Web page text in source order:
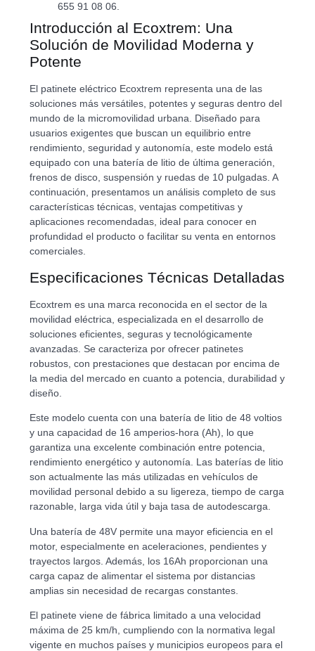
655 91 08 06.
Introducción al Ecoxtrem: Una
Solución de Movilidad Moderna y
Potente
El patinete eléctrico Ecoxtrem representa una de las
soluciones más versátiles, potentes y seguras dentro del
mundo de la micromovilidad urbana. Diseñado para
usuarios exigentes que buscan un equilibrio entre
rendimiento, seguridad y autonomía, este modelo está
equipado con una batería de litio de última generación,
frenos de disco, suspensión y ruedas de 10 pulgadas. A
continuación, presentamos un análisis completo de sus
características técnicas, ventajas competitivas y
aplicaciones recomendadas, ideal para conocer en
profundidad el producto o facilitar su venta en entornos
comerciales.
Especificaciones Técnicas Detalladas
Ecoxtrem es una marca reconocida en el sector de la
movilidad eléctrica, especializada en el desarrollo de
soluciones eficientes, seguras y tecnológicamente
avanzadas. Se caracteriza por ofrecer patinetes
robustos, con prestaciones que destacan por encima de
la media del mercado en cuanto a potencia, durabilidad y
diseño.
Este modelo cuenta con una batería de litio de 48 voltios
y una capacidad de 16 amperios-hora (Ah), lo que
garantiza una excelente combinación entre potencia,
rendimiento energético y autonomía. Las baterías de litio
son actualmente las más utilizadas en vehículos de
movilidad personal debido a su ligereza, tiempo de carga
razonable, larga vida útil y baja tasa de autodescarga.
Una batería de 48V permite una mayor eficiencia en el
motor, especialmente en aceleraciones, pendientes y
trayectos largos. Además, los 16Ah proporcionan una
carga capaz de alimentar el sistema por distancias
amplias sin necesidad de recargas constantes.
El patinete viene de fábrica limitado a una velocidad
máxima de 25 km/h, cumpliendo con la normativa legal
vigente en muchos países y municipios europeos para el